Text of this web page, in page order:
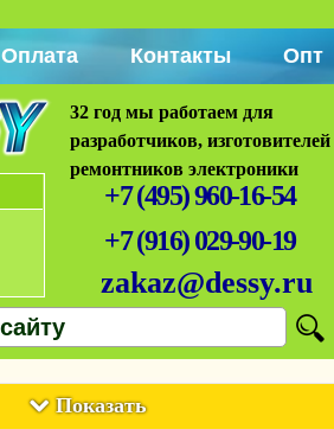
Оплата Контакты Опт
32 год мы работаем для
разработчиков,
ремонтников электроники
+7 (495) 960-16-54
+7 (916) 029-90-19
zakaz@dessy.ru
Показать